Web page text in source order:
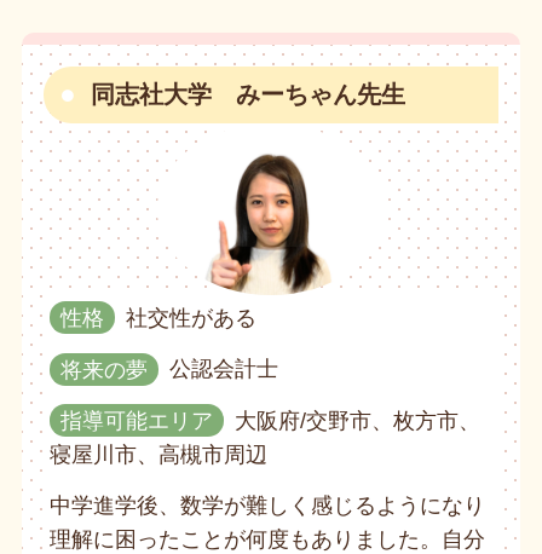
同志社大学 みーちゃん先生
性格 社交性がある
将来の夢 公認会計士
指導可能エリア
大阪府/交野市、枚方市、
寝屋川市、高槻市周辺
中学進学後、数学が難しく感じるようになり
理解に困ったことが何度もありました。自分